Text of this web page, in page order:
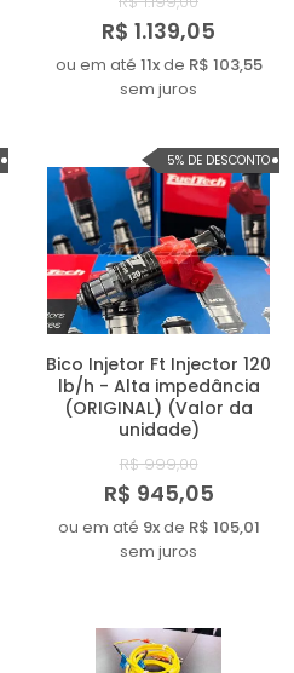
R$ 1.139,05
ou em até 11xde R$ 103,55
sem juros
5% DE DESCONTO
Bico Injetor Ft Injector 120
lb/h - Alta impedância
(ORIGINAL) (Valor da
unidade)
R$ 999,00
R$ 945,05
ou em até 9xde R$ 105,01
sem juros